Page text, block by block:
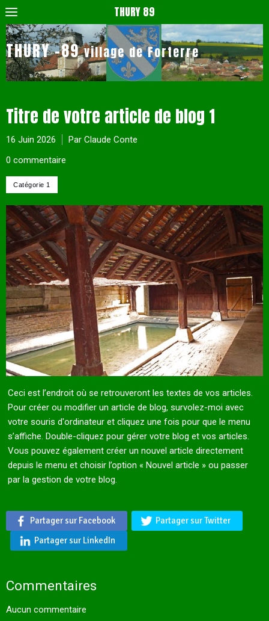
THURY 89
THURY -89village de Forterre
Titre de votre article de blog 1
16 Juin 2026
Par Claude Conte
0 commentaire
Ceci est l’endroit où se retrouveront les textes de vos articles.
Pour créer ou modifier un article de blog, survolez-moi avec
votre souris d'ordinateur et cliquez une fois pour que le menu
s’affiche. Double-cliquez pour gérer votre blog et vos articles.
Vous pouvez également créer un nouvel article directement
depuis le menu et choisir l’option « Nouvel article » ou passer
par la gestion de votre blog.
Partager sur Facebook
Partager sur Twitter
Partager sur LinkedIn
Commentaires
Aucun commentaire